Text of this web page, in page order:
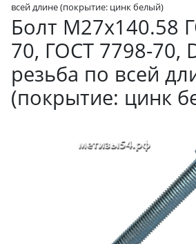
всей длине (покрытие: цинк белый)
Болт М27х140.58
70, ГОСТ 7798-70,
резьба по всей
(покрытие: цинк